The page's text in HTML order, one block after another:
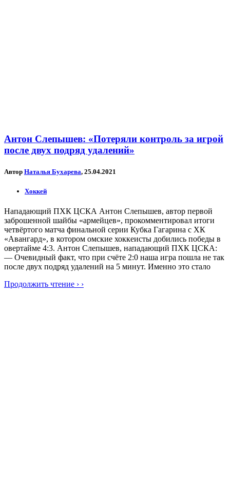
Антон Слепышев: «Потеряли контроль за игрой
после двух подряд удалений»
Автор Наталья Бухарева, 25.04.2021
Хоккей
Нападающий ПХК ЦСКА Антон Слепышев, автор первой
заброшенной шайбы «армейцев», прокомментировал итоги
четвёртого матча финальной серии Кубка Гагарина с ХК
«Авангард», в котором омские хоккеисты добились победы в
овертайме 4:3. Антон Слепышев, нападающий ПХК ЦСКА:
— Очевидный факт, что при счёте 2:0 наша игра пошла не так
после двух подряд удалений на 5 минут. Именно это стало
Продолжить чтение › ›